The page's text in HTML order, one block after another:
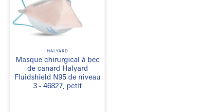
HALYARD
Masque chirurgical à bec
de canard Halyard
Fluidshield N95 de niveau
3 - 46827, petit